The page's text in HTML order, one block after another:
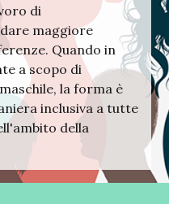
di
maggiore
Quando in
a scopo di
la forma è
inclusiva a tutte
della